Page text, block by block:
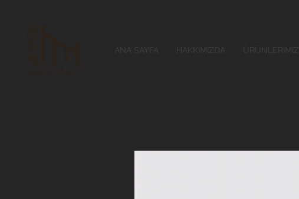
ANA SAYFA HAKKIMIZDA ÜRÜNLERİMİZ